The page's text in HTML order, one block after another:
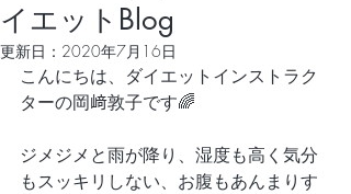
イエットBlog
更新日： 2020年7月16日
こんにちは、ダイエットインストラク
ターの岡﨑敦子です🌈
ジメジメと雨が降り、湿度も高く気分
もスッキリしない、お腹もあんまりす